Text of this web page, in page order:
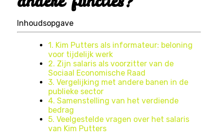
Inhoudsopgave
1. Kim Putters als informateur: beloning
voor tijdelijk werk
2. Zijn salaris als voorzitter van de
Sociaal Economische Raad
3. Vergelijking met andere banen in de
publieke sector
4. Samenstelling van het verdiende
bedrag
5. Veelgestelde vragen over het salaris
van Kim Putters